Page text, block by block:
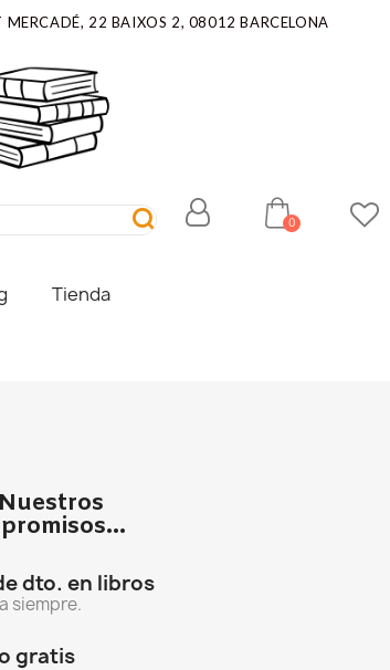
MERCADÉ, 22 BAIXOS 2, 08012 BARCELONA
Tienda
dto. en libros
siempre.
gratis